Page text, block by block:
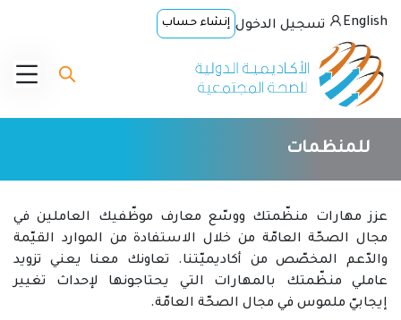
English تسجيل الدخول إنشاء حساب
للمنظمات
عزز مهارات منظّمتك ووسّع معارف موظّفيك العاملين في
مجال الصحّة العامّة من خلال الاستفادة من الموارد القيّمة
والدّعم المخصّص من أكاديميّتنا. تعاونك معنا يعني تزويد
عاملي منظّمتك بالمهارات التي يحتاجونها لإحداث تغيير
إيجابيّ ملموس في مجال الصحّة العامّة.